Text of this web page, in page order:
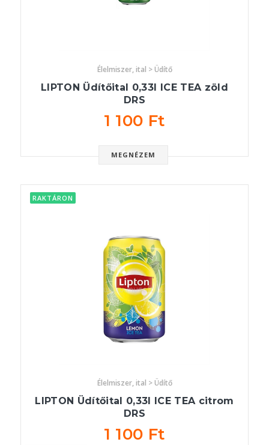
Élelmiszer, ital > Üdítő
LIPTON Üdítőital 0,33l ICE TEA zöld
DRS
1 100 Ft
MEGNÉZEM
RAKTÁRON
Élelmiszer, ital > Üdítő
LIPTON Üdítőital 0,33l ICE TEA citrom
DRS
1 100 Ft